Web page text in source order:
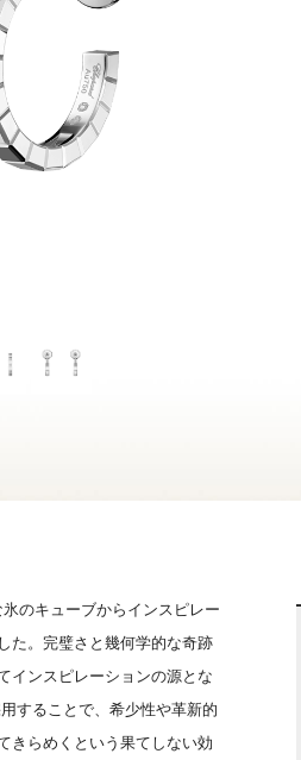
のキューブからインスピレー
た。完璧さと幾何学的な奇跡
インスピレーションの源とな
することで、希少性や革新的
きらめくという果てしない効